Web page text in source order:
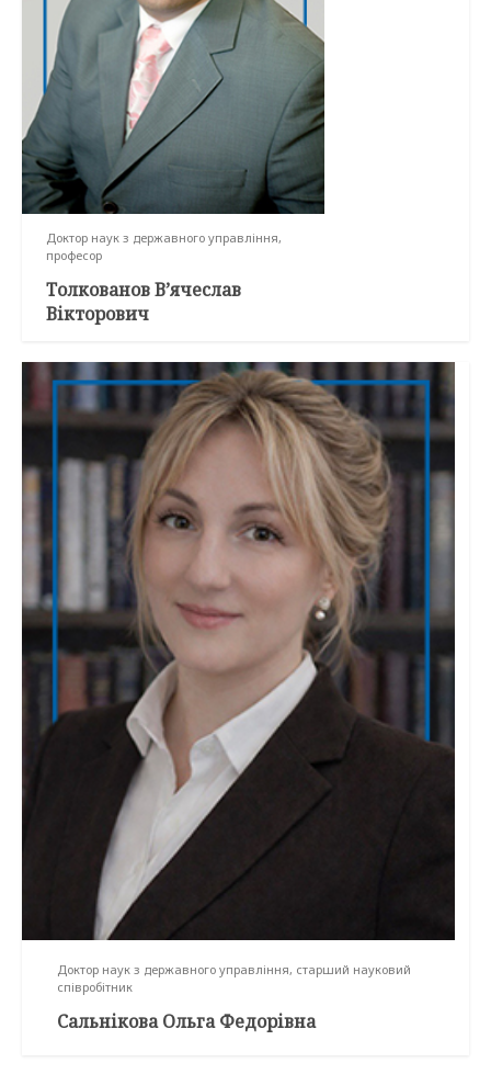
Доктор наук з державного управління,
професор
Толкованов В’ячеслав
Вікторович
Доктор наук з державного управління, старший науковий
співробітник
Сальнікова Ольга Федорівна